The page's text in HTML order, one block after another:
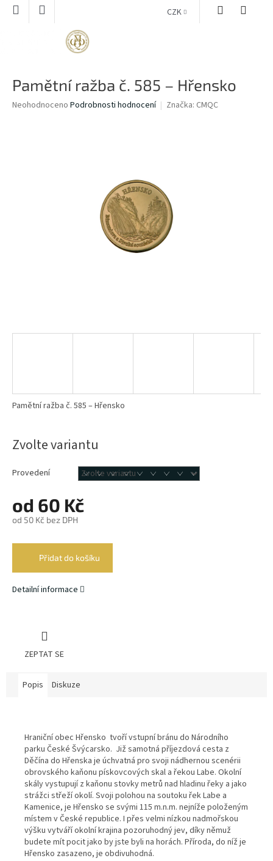
Přejít
CZK
Pamětní ražba č. 585 – Hřensko
Průměrné
Neohodnoceno Podrobnosti hodnocení Značka: CMQC
od 60 Kč
od 50 Kč bez DPH
Zvolte variantu
Provedení
Přidat do košíku
Pamětní ražba č. 585 – Hřensko
Detailní informace
ZEPTAT SE
Popis Diskuze
Hraniční obec Hřensko tvoří vstupní bránu do Národního
parku České Švýcarsko. Již samotná příjezdová cesta z
Děčína do Hřenska je úchvatná pro svoji nádhernou scenérii
obrovského kaňonu pískovcových skal a řekou Labe. Okolní
skály vystupují z kaňonu stovky metrů nad hladinu řeky a jako
strážci střeží okolí. Svoji polohou na soutoku řek Labe a
Kamenice, je Hřensko se svými 115 m.n.m. nejníže položeným
místem v České republice. I přes velmi nízkou nadmořskou
výšku vytváří okolní krajina pozoruhodný jev, díky němuž
budete mít pocit jako by jste byli na horách. Příroda, do níž je
Hřensko zasazeno, je obdivuhodná.